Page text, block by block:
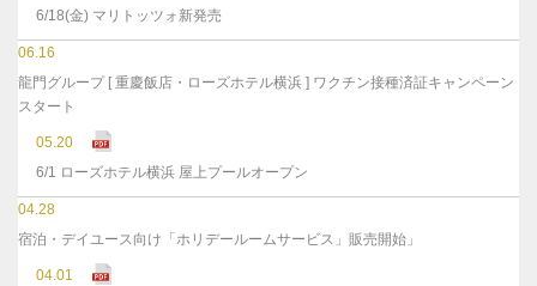
6/18(金) マリトッツォ新発売
06.16
龍門グループ [ 重慶飯店・ローズホテル横浜 ] ワクチン接種済証キャンペーン
スタート
05.20
6/1 ローズホテル横浜 屋上プールオープン
04.28
宿泊・デイユース向け「ホリデールームサービス」販売開始」
04.01